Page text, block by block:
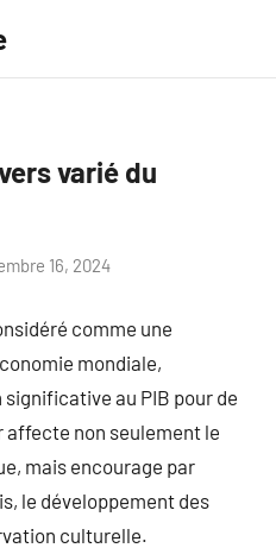
varié du
16, 2024
comme une
mondiale,
au PIB pour de
affecte non seulement le
mais encourage par
le développement des
culturelle.